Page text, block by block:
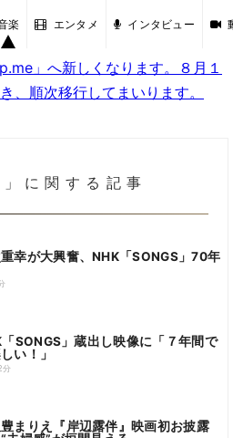
楽 エンタメ インタビュー
」へ新しくなります。８月１
、順次移行してまいります。
」に関する記事
幸が大興奮、NHK「SONGS」70年
SONGS」蔵出し映像に「７年間で
い！」
分
まりえ『岸辺露伴』映画初お披露